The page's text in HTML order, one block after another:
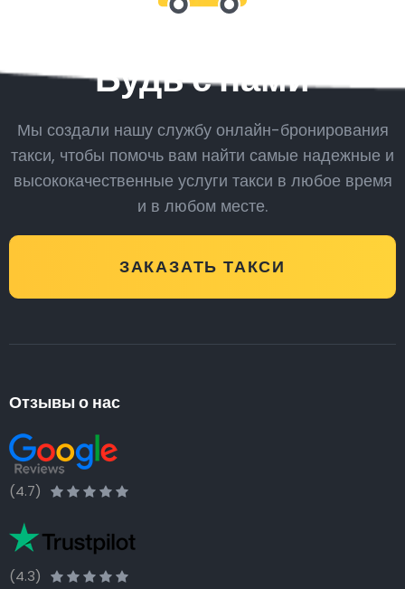
Будь с нами
Мы создали нашу службу онлайн-бронирования
такси, чтобы помочь вам найти самые надежные и
высококачественные услуги такси в любое время
и в любом месте.
ЗАКАЗАТЬ ТАКСИ
Отзывы о нас
(4.7)
(4.3)